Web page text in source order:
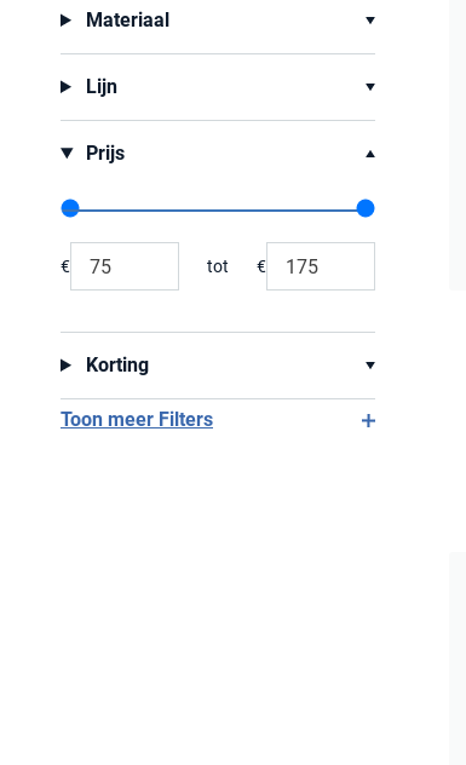
Materiaal
Lijn
Prijs
Range slider min value
Range slider max value
€
tot
€
Korting
Toon meer Filters